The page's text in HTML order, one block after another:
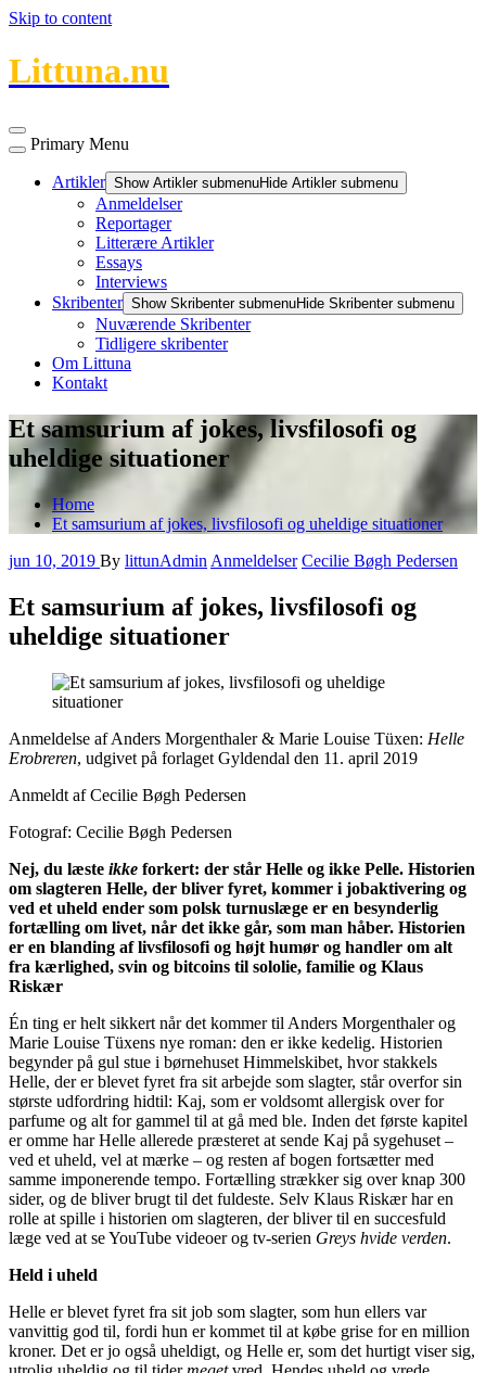
Skip to content
Littuna.nu
Primary Menu
Artikler Show Artikler submenuHide Artikler submenu
Anmeldelser
Reportager
Litterære Artikler
Essays
Interviews
Skribenter Show Skribenter submenuHide Skribenter submenu
Nuværende Skribenter
Tidligere skribenter
Om Littuna
Kontakt
Et samsurium af jokes, livsfilosofi og
uheldige situationer
Home
Et samsurium af jokes, livsfilosofi og uheldige situationer
jun 10, 2019 By littunAdmin Anmeldelser Cecilie Bøgh Pedersen
Et samsurium af jokes, livsfilosofi og
uheldige situationer
Anmeldelse af Anders Morgenthaler & Marie Louise Tüxen: Helle
Erobreren, udgivet på forlaget Gyldendal den 11. april 2019
Anmeldt af Cecilie Bøgh Pedersen
Fotograf: Cecilie Bøgh Pedersen
Nej, du læste ikke forkert: der står Helle og ikke Pelle. Historien
om slagteren Helle, der bliver fyret, kommer i jobaktivering og
ved et uheld ender som polsk turnuslæge er en besynderlig
fortælling om livet, når det ikke går, som man håber. Historien
er en blanding af livsfilosofi og højt humør og handler om alt
fra kærlighed, svin og bitcoins til sololie, familie og Klaus
Riskær
Én ting er helt sikkert når det kommer til Anders Morgenthaler og
Marie Louise Tüxens nye roman: den er ikke kedelig. Historien
begynder på gul stue i børnehuset Himmelskibet, hvor stakkels
Helle, der er blevet fyret fra sit arbejde som slagter, står overfor sin
største udfordring hidtil: Kaj, som er voldsomt allergisk over for
parfume og alt for gammel til at gå med ble. Inden det første kapitel
er omme har Helle allerede præsteret at sende Kaj på sygehuset –
ved et uheld, vel at mærke – og resten af bogen fortsætter med
samme imponerende tempo. Fortælling strækker sig over knap 300
sider, og de bliver brugt til det fuldeste. Selv Klaus Riskær har en
rolle at spille i historien om slagteren, der bliver til en succesfuld
læge ved at se YouTube videoer og tv-serien Greys hvide verden.
Held i uheld
Helle er blevet fyret fra sit job som slagter, som hun ellers var
vanvittig god til, fordi hun er kommet til at købe grise for en million
kroner. Det er jo også uheldigt, og Helle er, som det hurtigt viser sig,